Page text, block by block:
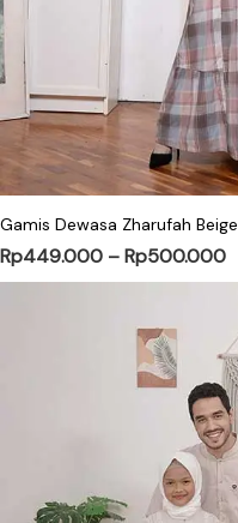
Gamis Dewasa Zharufah Beige
Rp449.000 –Rp500.000